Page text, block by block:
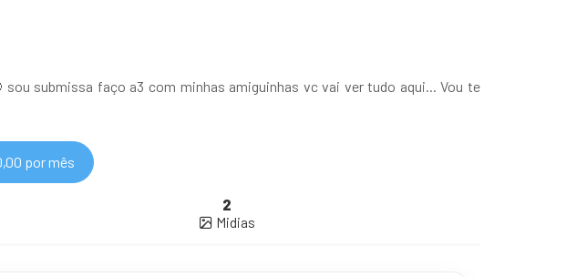
submissa faço a3 com minhas amiguinhas vc vai ver tudo aqui... Vou te
por mês
2
Midias